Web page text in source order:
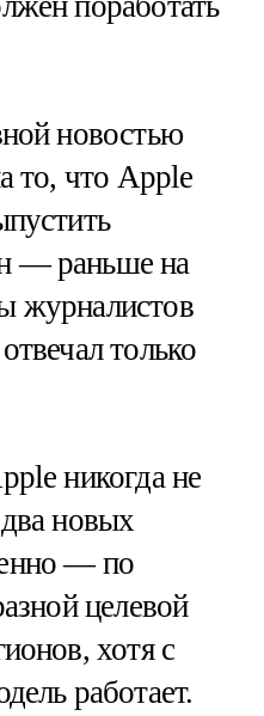
новостью
то, что Apple
— раньше на
журналистов
только
никогда не
новых
— по
целевой
хотя с
работает.